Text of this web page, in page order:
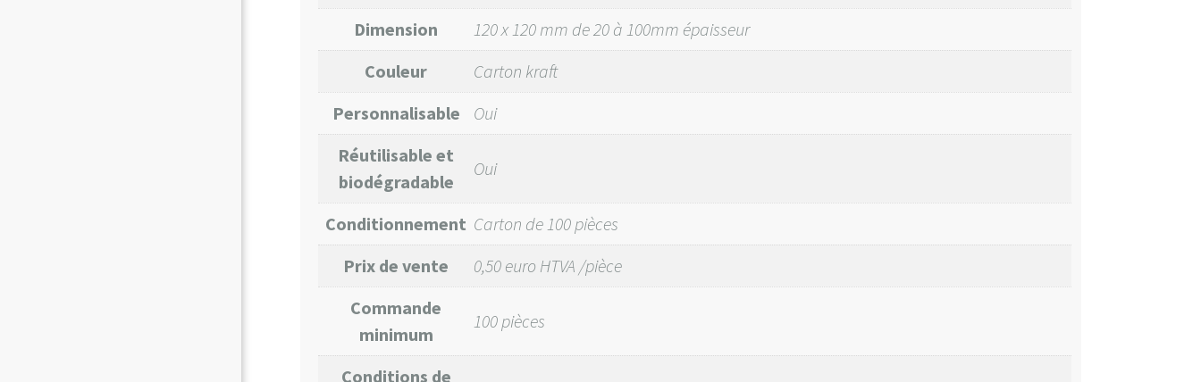
Dimension
120 x 120 mm de 20 à 100mm épaisseur
Couleur
Carton kraft
Personnalisable
Oui
Réutilisable et
biodégradable
Oui
Conditionnement Carton de 100 pièces
Prix de vente
0,50 euro HTVA /pièce
Commande
minimum
100 pièces
Conditions de